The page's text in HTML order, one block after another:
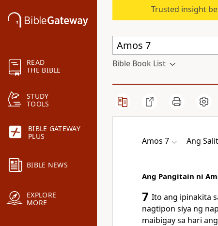
READ
THE BIBLE
STUDY
TOOLS
BIBLE GATEWAY
PLUS
BIBLE NEWS
EXPLORE
MORE
Trusted insight
Bible Book List
Amos 7 Ang
Ang Pangitain ni
7 Ito ang ipinakita
nagtipon siya ng
maibigay sa hari